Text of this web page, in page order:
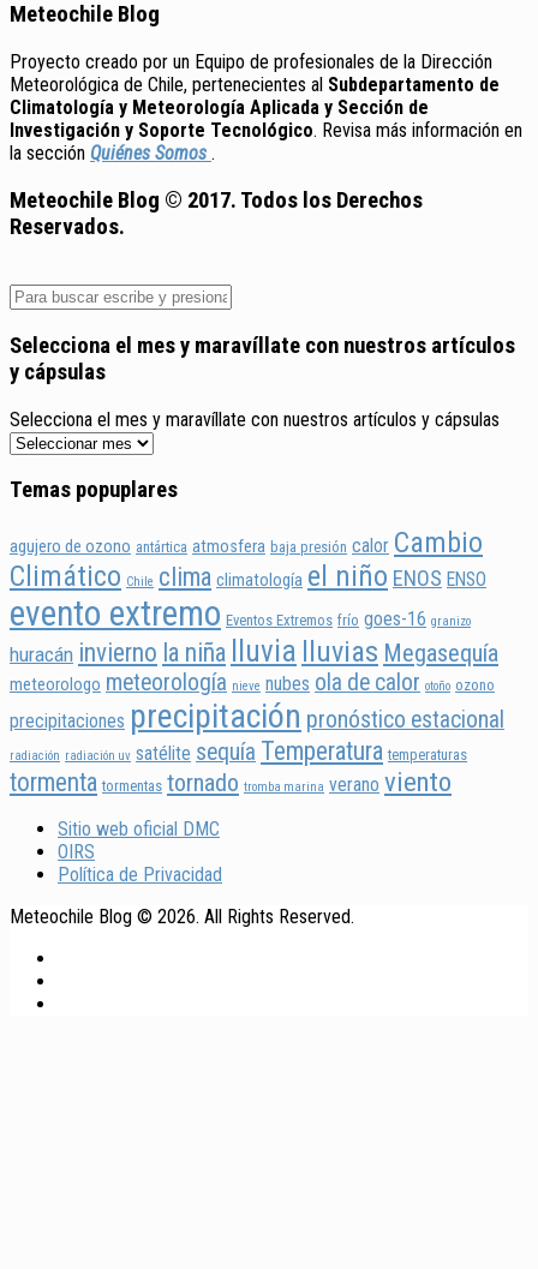
Meteochile Blog
Proyecto creado por un Equipo de profesionales de la Dirección
Meteorológica de Chile, pertenecientes al Subdepartamento de
Climatología y Meteorología Aplicada y Sección de
Investigación y Soporte Tecnológico. Revisa más información en
la sección Quiénes Somos .
Meteochile Blog © 2017. Todos los Derechos
Reservados.
Selecciona el mes y maravíllate con nuestros artículos
y cápsulas
Selecciona el mes y maravíllate con nuestros artículos y cápsulas
Temas popuplares
agujero de ozono antártica atmosfera baja presión calor Cambio
Climático Chile clima climatología el niño ENOS ENSO
evento extremo Eventos Extremos frío goes-16 granizo
huracán invierno la niña lluvia lluvias Megasequía
meteorologo meteorología nieve nubes ola de calor otoño ozono
precipitaciones precipitación pronóstico estacional
radiación radiación uv satélite sequía Temperatura temperaturas
tormenta tormentas tornado tromba marina verano viento
Sitio web oficial DMC
OIRS
Política de Privacidad
Meteochile Blog © 2026. All Rights Reserved.